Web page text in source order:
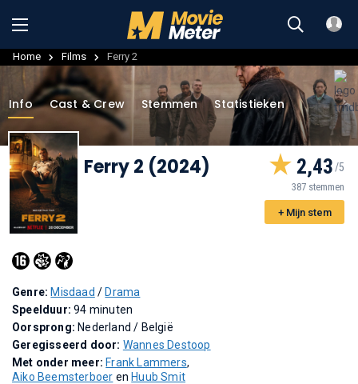
Home Films Ferry 2
Info Cast & Crew Stemmen Statistieken
Ferry 2 (2024) 2,43
387 stemmen
+ Mijn stem
Genre: Misdaad / Drama
Speelduur:94 minuten
Oorsprong: Nederland / België
Geregisseerd door: Wannes Destoop
Met onder meer: Frank Lammers,
Aiko Beemsterboer en Huub Smit